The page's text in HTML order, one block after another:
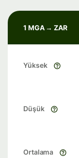
1 MGA → ZAR
Yüksek
Düşük
Ortalama